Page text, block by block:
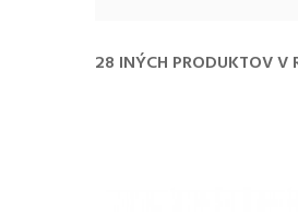
28 INÝCH PRODUKTOV V